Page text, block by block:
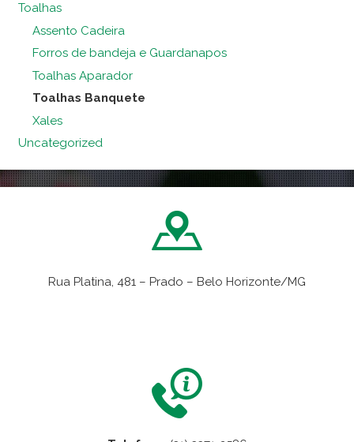
Toalhas
Assento Cadeira
Forros de bandeja e Guardanapos
Toalhas Aparador
Toalhas Banquete
Xales
Uncategorized
Rua Platina, 481 – Prado – Belo Horizonte/MG